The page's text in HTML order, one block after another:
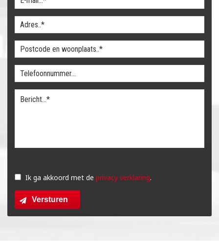
Contact
dit
veld
leeg
Ik ga akkoord met de privacy verklaring.
Versturen